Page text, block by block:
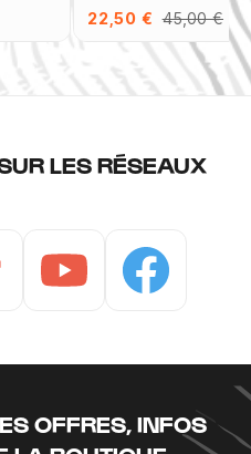
22,50 € 45,00 €
LES RÉSEAUX
OFFRES, INFOS